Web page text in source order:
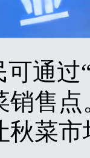
可通过
销售
秋菜